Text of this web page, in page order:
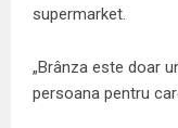
supermarket.
„Brânza este doar
persoana pentru